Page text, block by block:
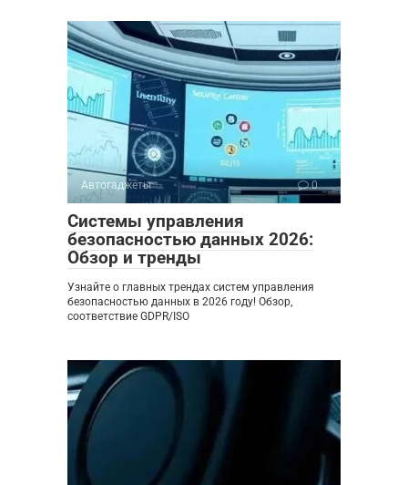
Автогаджеты 0
Системы управления
безопасностью данных 2026:
Обзор и тренды
Узнайте о главных трендах систем управления
безопасностью данных в 2026 году! Обзор,
соответствие GDPR/ISO